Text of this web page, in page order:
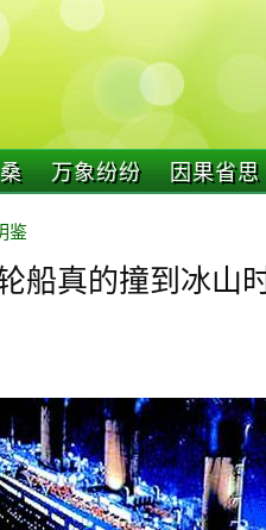
万象纷纷 因果省思
鉴
船真的撞到冰山